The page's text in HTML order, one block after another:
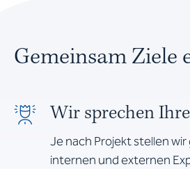
Gemeinsam Ziele
Wir sprechen
Je nach Projekt stellen wir
internen und externen